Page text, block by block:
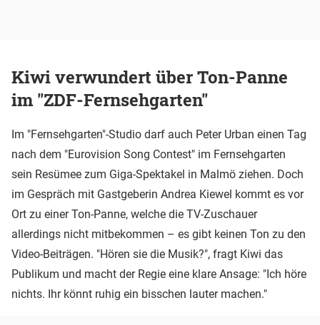
Kiwi verwundert über Ton-Panne
im "ZDF-Fernsehgarten"
Im "Fernsehgarten"-Studio darf auch Peter Urban einen Tag
nach dem "Eurovision Song Contest" im Fernsehgarten
sein Resümee zum Giga-Spektakel in Malmö ziehen. Doch
im Gespräch mit Gastgeberin Andrea Kiewel kommt es vor
Ort zu einer Ton-Panne, welche die TV-Zuschauer
allerdings nicht mitbekommen – es gibt keinen Ton zu den
Video-Beiträgen. "Hören sie die Musik?", fragt Kiwi das
Publikum und macht der Regie eine klare Ansage: "Ich höre
nichts. Ihr könnt ruhig ein bisschen lauter machen."